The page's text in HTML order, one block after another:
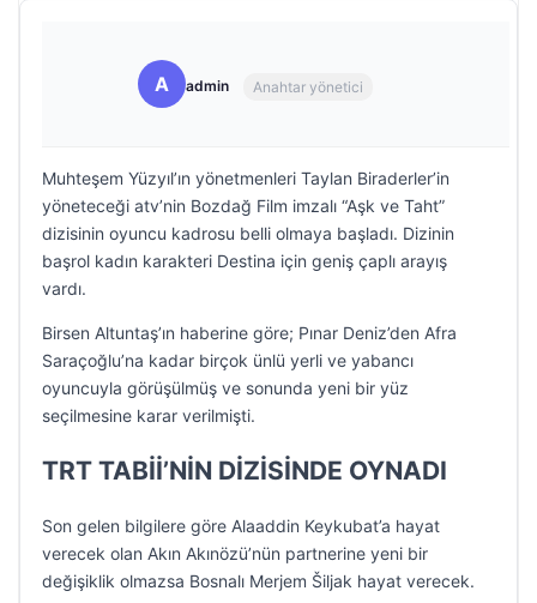
A admin Anahtar yönetici
Muhteşem Yüzyıl’ın yönetmenleri Taylan Biraderler’in
yöneteceği atv’nin Bozdağ Film imzalı “Aşk ve Taht”
dizisinin oyuncu kadrosu belli olmaya başladı. Dizinin
başrol kadın karakteri Destina için geniş çaplı arayış
vardı.
Birsen Altuntaş’ın haberine göre; Pınar Deniz’den Afra
Saraçoğlu’na kadar birçok ünlü yerli ve yabancı
oyuncuyla görüşülmüş ve sonunda yeni bir yüz
seçilmesine karar verilmişti.
TRT TABİİ’NİN DİZİSİNDE OYNADI
Son gelen bilgilere göre Alaaddin Keykubat’a hayat
verecek olan Akın Akınözü’nün partnerine yeni bir
değişiklik olmazsa Bosnalı Merjem Šiljak hayat verecek.